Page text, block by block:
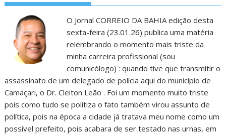
O Jornal CORREIO DA BAHIA edição desta
sexta-feira (23.01.26) publica uma matéria
relembrando o momento mais triste da
minha carreira profissional (sou
comunicólogo) : quando tive que transmitir o
assassinato de um delegado de polícia aqui do município de
Camaçari, o Dr. Cleiton Leão . Foi um momento muito triste
pois como tudo se politiza o fato também virou assunto de
política, pois na época a cidade já tratava meu nome como um
possível prefeito, pois acabara de ser testado nas urnas, em